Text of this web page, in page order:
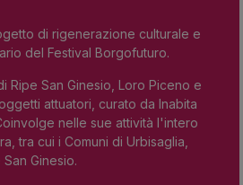
di rigenerazione culturale e
del Festival Borgofuturo.
Ripe San Ginesio, Loro Piceno e
attuatori, curato da Inabita
nelle sue attività l'intero
tra cui i Comuni di Urbisaglia,
Ginesio.